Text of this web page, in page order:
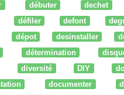
débuter dechet
défiler defont
dépot desinstaller
détermination
diversité DIY
documenter